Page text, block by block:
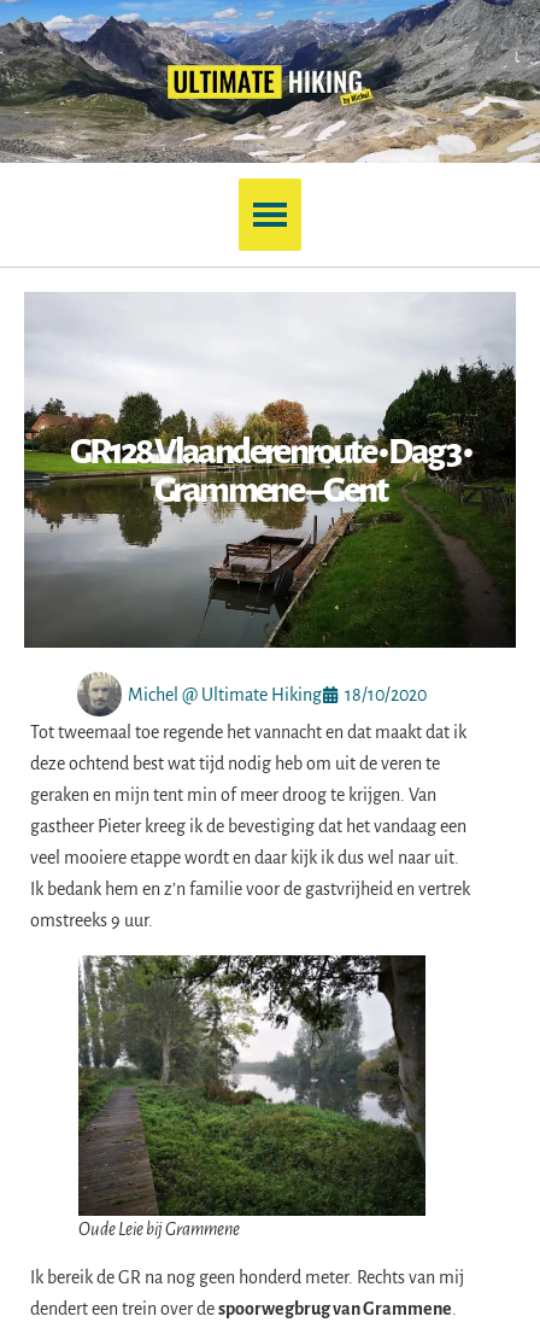
GR128 Vlaanderenroute • Dag 3 •
Grammene – Gent
Michel @ Ultimate Hiking
18/10/2020
Tot tweemaal toe regende het vannacht en dat maakt dat ik
deze ochtend best wat tijd nodig heb om uit de veren te
geraken en mijn tent min of meer droog te krijgen. Van
gastheer Pieter kreeg ik de bevestiging dat het vandaag een
veel mooiere etappe wordt en daar kijk ik dus wel naar uit.
Ik bedank hem en z’n familie voor de gastvrijheid en vertrek
omstreeks 9 uur.
Oude Leie bij Grammene
Ik bereik de GR na nog geen honderd meter. Rechts van mij
dendert een trein over despoorwegbrug van Grammene